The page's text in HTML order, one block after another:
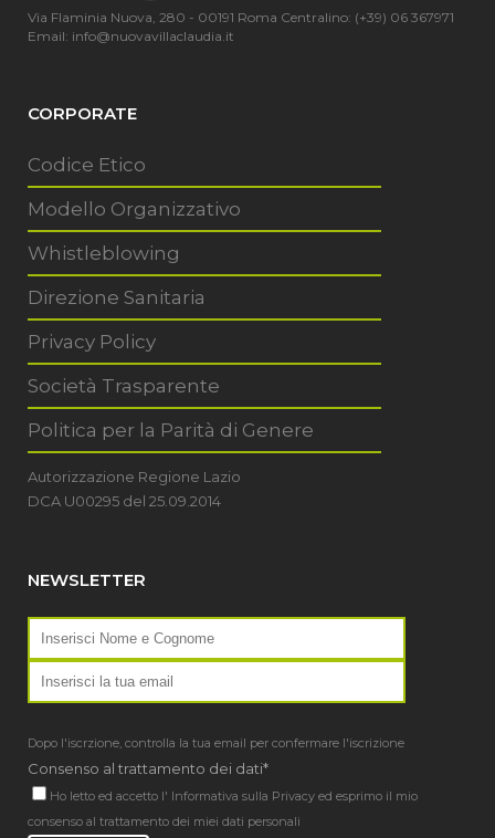
Via Flaminia Nuova, 280 - 00191 Roma Centralino: (+39) 06 367971
Email: info@nuovavillaclaudia.it
CORPORATE
Codice Etico
Modello Organizzativo
Whistleblowing
Direzione Sanitaria
Privacy Policy
Società Trasparente
Politica per la Parità di Genere
Autorizzazione Regione Lazio
DCA U00295 del 25.09.2014
NEWSLETTER
Dopo l'iscrzione, controlla la tua email per confermare l'iscrizione
Consenso al trattamento dei dati*
Ho letto ed accetto l' Informativa sulla Privacy ed esprimo il mio
consenso al trattamento dei miei dati personali